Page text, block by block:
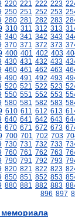
220 221 222 223
250 251 252 253
280 281 282 283
310 311 312 313
340 341 342 343
370 371 372 373
400 401 402 403
430 431 432 433
460 461 462 463
490 491 492 493
520 521 522 523
550 551 552 553
580 581 582 583
610 611 612 613
640 641 642 643
670 671 672 673
700 701 702 703
730 731 732 733
760 761 762 763
790 791 792 793
820 821 822 823
850 851 852 853
880 881 882 883
896 897
мемориала